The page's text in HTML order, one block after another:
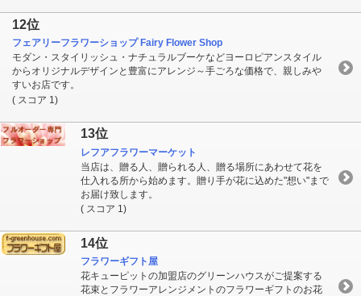
12位
フェアリーフラワーショップ Fairy Flower Shop
モダン・スタイリッシュ・ナチュラルブーケなどヨーロピアンスタイル
からオリジナルデザインと豊富にアレンジ～手ごろな価格で、親しみや
すいお店です。
( スコア 1)
13位
レフアフラワーマーケット
当店は、贈る人、贈られる人、贈る場所にあわせて花を
仕入れる所から始めます。贈り手が花に込めた"想い"まで
お届け致します。
( スコア 1)
14位
フラワーギフト屋
花キューピットの加盟店のグリーンハウスがご提案する
花束とフラワーアレンジメントのフラワーギフトのお花